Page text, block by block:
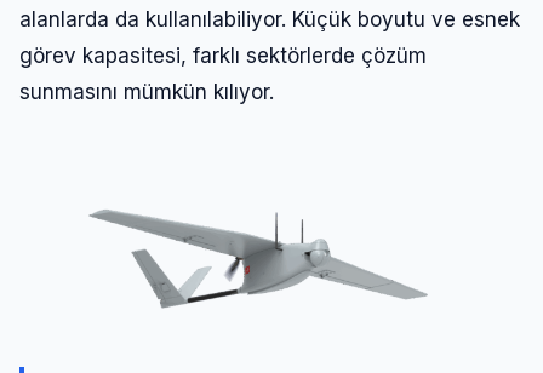
alanlarda da kullanılabiliyor. Küçük boyutu ve esnek
görev kapasitesi, farklı sektörlerde çözüm
sunmasını mümkün kılıyor.